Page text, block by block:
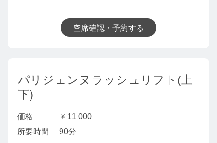
空席確認・予約する
パリジェンヌラッシュリフト(上
下)
価格
￥11,000
所要時間
90分